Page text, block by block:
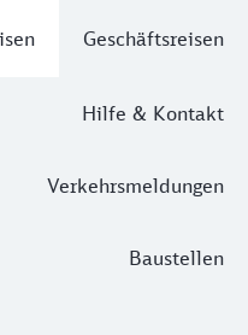
Geschäftsreisen
Hilfe & Kontakt
Verkehrsmeldungen
Baustellen